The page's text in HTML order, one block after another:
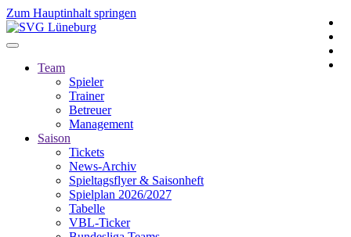
Zum Hauptinhalt springen
Team
Spieler
Trainer
Betreuer
Management
Saison
Tickets
News-Archiv
Spieltagsflyer & Saisonheft
Spielplan 2026/2027
Tabelle
VBL-Ticker